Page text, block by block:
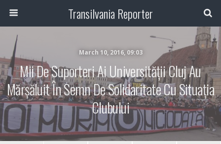
Transilvania Reporter
March 10, 2016, 09:03
Mii De Suporteri Ai Universității Cluj Au
Mărșăluit În Semn De Solidaritate Cu Situația
Clubului